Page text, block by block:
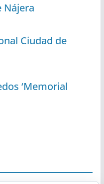
Nájera
Ciudad de
‘Memorial